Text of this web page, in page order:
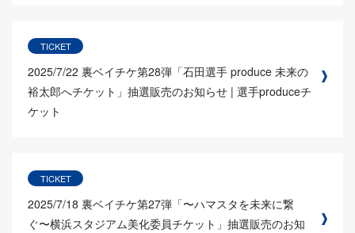
TICKET
2025/7/22 裏ベイチケ第28弾「石田選手 produce 未来の
裕太郎へチケット」抽選販売のお知らせ | 選手produceチ
ケット
TICKET
2025/7/18 裏ベイチケ第27弾「〜ハマスタを未来に繋
ぐ〜横浜スタジアム美化委員チケット」抽選販売のお知